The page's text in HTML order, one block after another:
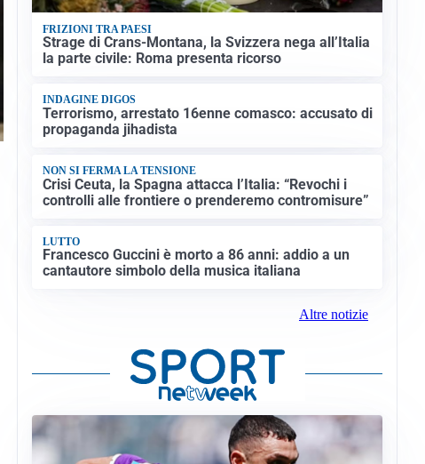
FRIZIONI TRA PAESI
Strage di Crans-Montana, la Svizzera nega all’Italia
la parte civile: Roma presenta ricorso
INDAGINE DIGOS
Terrorismo, arrestato 16enne comasco: accusato di
propaganda jihadista
NON SI FERMA LA TENSIONE
Crisi Ceuta, la Spagna attacca l’Italia: “Revochi i
controlli alle frontiere o prenderemo contromisure”
LUTTO
Francesco Guccini è morto a 86 anni: addio a un
cantautore simbolo della musica italiana
Altre notizie